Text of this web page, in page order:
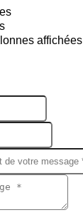
affichées